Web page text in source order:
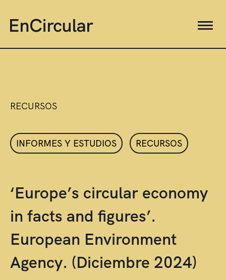
RECURSOS
INFORMES Y ESTUDIOS RECURSOS
‘Europe’s circular economy
in facts and figures’.
European Environment
Agency. (Diciembre 2024)